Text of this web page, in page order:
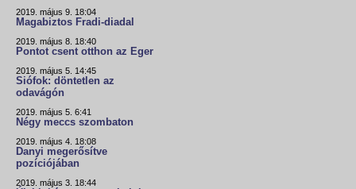
2019. május 9. 18:04
Magabiztos Fradi-diadal
2019. május 8. 18:40
Pontot csent otthon az Eger
2019. május 5. 14:45
Siófok: döntetlen az
odavágón
2019. május 5. 6:41
Négy meccs szombaton
2019. május 4. 18:08
Danyi megerősítve
pozíciójában
2019. május 3. 18:44